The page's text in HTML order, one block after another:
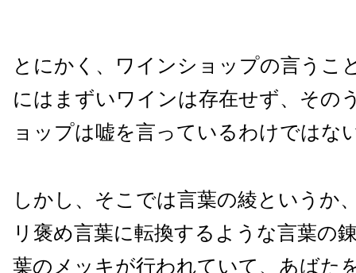
とにかく、ワインショップの言うこ
にはまずいワインは存在せず、その
ョップは嘘を言っているわけではな
しかし、そこでは言葉の綾というか
リ褒め言葉に転換するような言葉の
葉のメッキが行われていて、あばた